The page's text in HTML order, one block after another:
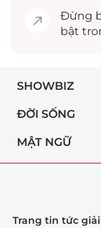
Đừng
bật
SHOWBIZ
ĐỜI SỐNG
MẬT NGỮ
Trang tin tức